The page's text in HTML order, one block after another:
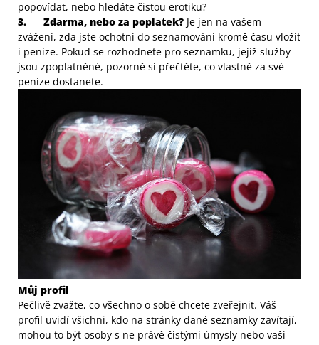
popovídat, nebo hledáte čistou erotiku?
3. Zdarma, nebo za poplatek? Je jen na vašem
zvážení, zda jste ochotni do seznamování kromě času vložit
i peníze. Pokud se rozhodnete pro seznamku, jejíž služby
jsou zpoplatněné, pozorně si přečtěte, co vlastně za své
peníze dostanete.
Můj profil
Pečlivě zvažte, co všechno o sobě chcete zveřejnit. Váš
profil uvidí všichni, kdo na stránky dané seznamky zavítají,
mohou to být osoby s ne právě čistými úmysly nebo vaši